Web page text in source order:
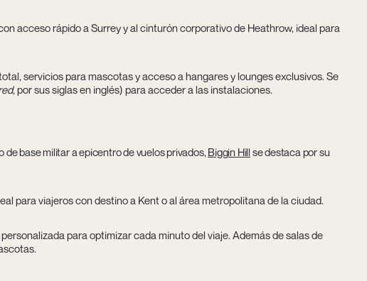
acceso rápido a Surrey y al cinturón corporativo de Heathrow, ideal para
servicios para mascotas y acceso a hangares y lounges exclusivos. Se
, por sus siglas en inglés) para acceder a las instalaciones.
base militar a epicentro de vuelos privados, Biggin Hill se destaca por su
para viajeros con destino a Kent o al área metropolitana de la ciudad.
para optimizar cada minuto del viaje. Además de salas de